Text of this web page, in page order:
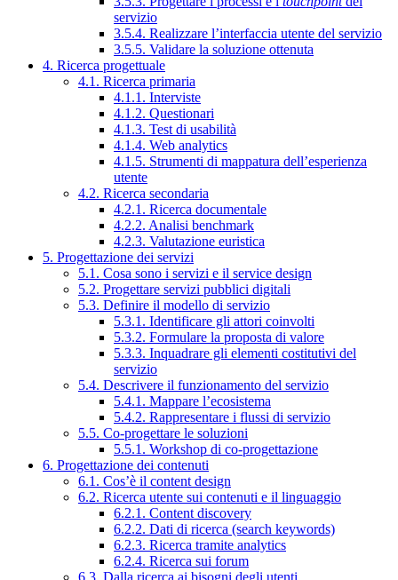
servizio
3.5.4. Realizzare l’interfaccia utente del servizio
3.5.5. Validare la soluzione ottenuta
4. Ricerca progettuale
4.1. Ricerca primaria
4.1.1. Interviste
4.1.2. Questionari
4.1.3. Test di usabilità
4.1.4. Web analytics
4.1.5. Strumenti di mappatura dell’esperienza
utente
4.2. Ricerca secondaria
4.2.1. Ricerca documentale
4.2.2. Analisi benchmark
4.2.3. Valutazione euristica
5. Progettazione dei servizi
5.1. Cosa sono i servizi e il service design
5.2. Progettare servizi pubblici digitali
5.3. Definire il modello di servizio
5.3.1. Identificare gli attori coinvolti
5.3.2. Formulare la proposta di valore
5.3.3. Inquadrare gli elementi costitutivi del
servizio
5.4. Descrivere il funzionamento del servizio
5.4.1. Mappare l’ecosistema
5.4.2. Rappresentare i flussi di servizio
5.5. Co-progettare le soluzioni
5.5.1. Workshop di co-progettazione
6. Progettazione dei contenuti
6.1. Cos’è il content design
6.2. Ricerca utente sui contenuti e il linguaggio
6.2.1. Content discovery
6.2.2. Dati di ricerca (search keywords)
6.2.3. Ricerca tramite analytics
6.2.4. Ricerca sui forum
6.3. Dalla ricerca ai bisogni degli utenti